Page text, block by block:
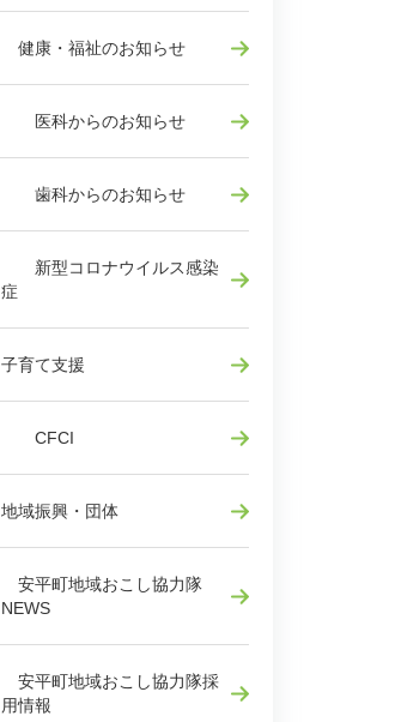
健康・福祉のお知らせ
医科からのお知らせ
歯科からのお知らせ
新型コロナウイルス感染
症
子育て支援
CFCI
地域振興・団体
安平町地域おこし協力隊
NEWS
安平町地域おこし協力隊採
用情報